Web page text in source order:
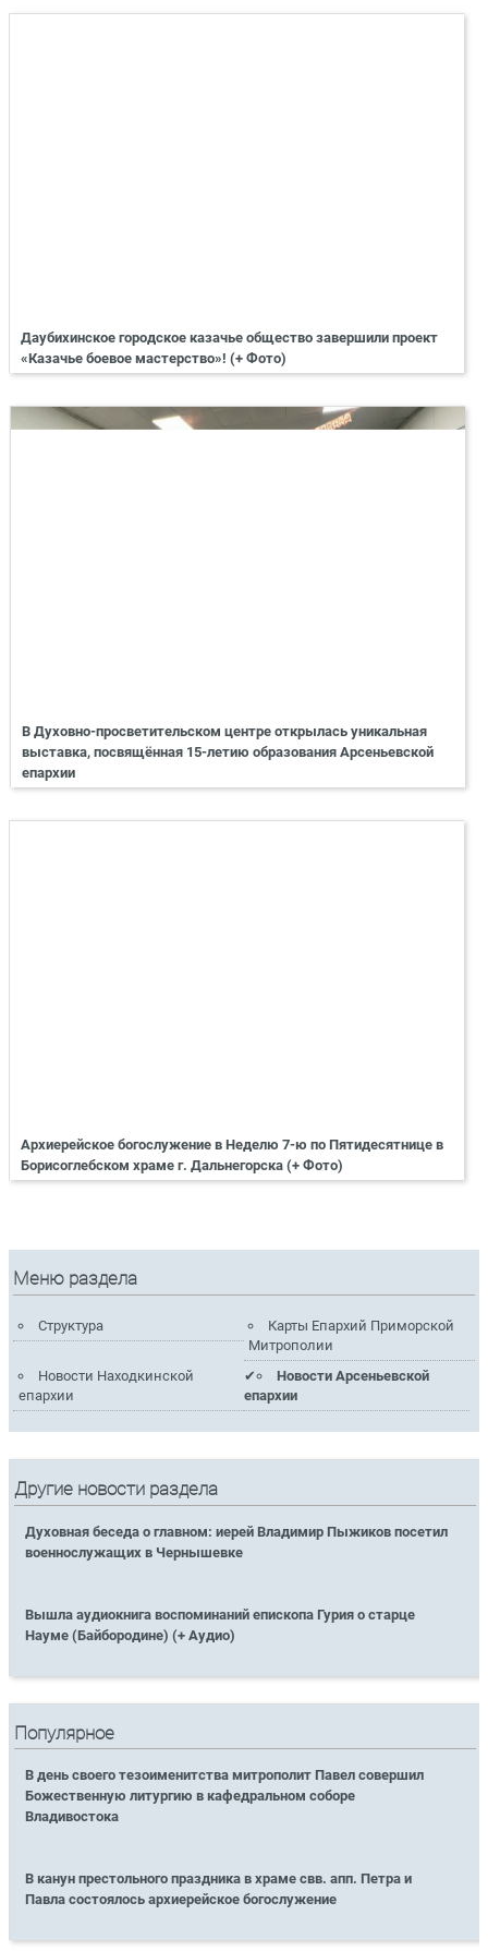
Даубихинское городское казачье общество завершили проект
«Казачье боевое мастерство»! (+ Фото)
В Духовно-просветительском центре открылась уникальная
выставка, посвящённая 15-летию образования Арсеньевской
епархии
Архиерейское богослужение в Неделю 7-ю по Пятидесятнице в
Борисоглебском храме г. Дальнегорска (+ Фото)
Меню раздела
Структура
Карты Епархий Приморской
Митрополии
Новости Находкинской
епархии
Новости Арсеньевской
епархии
Другие новости раздела
Духовная беседа о главном: иерей Владимир Пыжиков посетил
военнослужащих в Чернышевке
Вышла аудиокнига воспоминаний епископа Гурия о старце
Науме (Байбородине) (+ Аудио)
Популярное
В день своего тезоименитства митрополит Павел совершил
Божественную литургию в кафедральном соборе
Владивостока
В канун престольного праздника в храме свв. апп. Петра и
Павла состоялось архиерейское богослужение